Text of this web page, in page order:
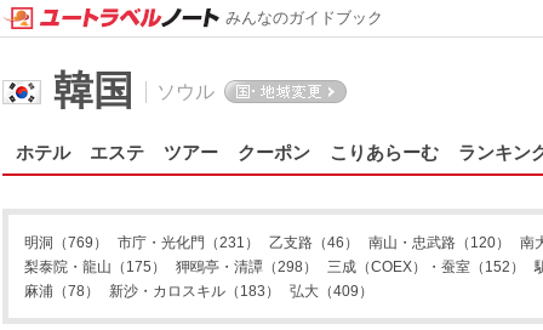
韓国 ソウル
ホテル エステ ツアー クーポン こりあらーむ ランキン
明洞 （769） 市庁・光化門 （231） 乙支路 （46） 南山・忠武路 （120）
南
梨泰院・龍山 （175） 狎鴎亭・清譚 （298） 三成（COEX）・蚕室 （152）
麻浦 （78） 新沙・カロスキル （183） 弘大 （409）
みんなのガイドブック